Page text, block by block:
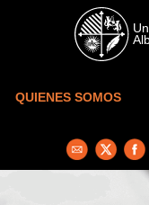
Skip to main content
QUIENES SOMOS